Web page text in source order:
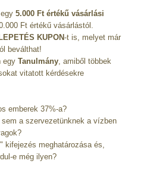
5.000 Ft értékű vásárlási
Ft értékű vásárlástól.
KUPON-t is, melyet már
beválthat!
egy Tanulmány, amiből többek
vitatott kérdésekre
emberek 37%-a?
a szervezetünknek a vízben
kifejezés meghatározása és,
e még ilyen?